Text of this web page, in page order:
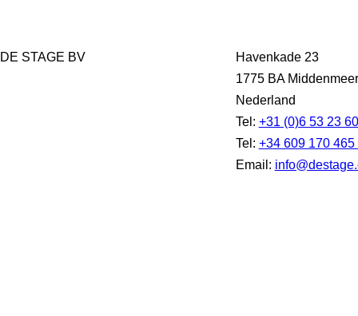
DE STAGE BV
Havenkade 23
1775 BA Middenmeer
Nederland
Tel: +31 (0)6 53 23
Tel: +34 609 170 465
Email: